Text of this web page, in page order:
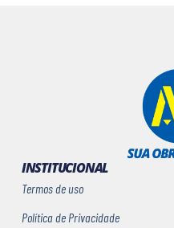
INSTITUCIONAL
Termos de uso
Política de Privacidade